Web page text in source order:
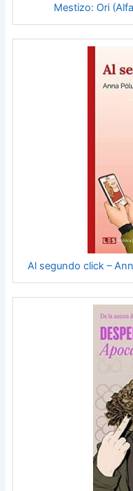
Mestizo: Ori
Al segundo click –